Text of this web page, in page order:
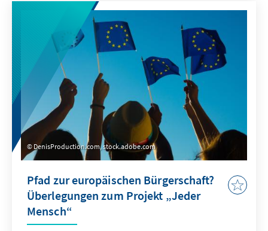
deutschen Leitlinien. Weiterhin gibt es
Politikempfehlungen, wie die Kooperation
zwischen Deutschland und Indien im Indo-
Pazifik verstärkt werden kann.
DenisProduction.com, stock.adobe.com
Pfad zur europäischen Bürgerschaft?
Überlegungen zum Projekt „Jeder
Mensch“